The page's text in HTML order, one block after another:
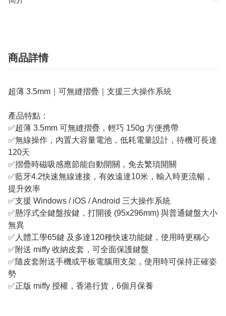
商品詳情
超薄 3.5mm｜可無縫摺疊｜支援三大操作系統
產品特點：
✅超薄 3.5mm 可無縫摺疊，輕巧 150g 方便携帶
✅無線操作，內置大容量電池，低耗電量設計，待機可長達
120天
✅摺疊時磁吸感應節能自動開關，免去繁瑣開關
✅藍牙4.2快速無線連接，有效遠達10米，輸入時更流暢，
提升效率
✅支援 Windows / iOS / Android 三大操作系統
✅懸浮式全鍵盤按鍵，打開後 (95x296mm) 與普通鍵盤大小
無異
✅人體工學65鍵 及多達120種快速功能鍵，使用時更稱心
✅附送 miffy 收納皮套，可全面保護鍵盤
✅隨皮套附送手機或平板電腦用支架，使用時可保持正確姿
勢
✅正版 miffy 授權，香港行貨，6個月保養